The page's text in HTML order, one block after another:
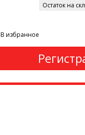
Остаток на
В избранное